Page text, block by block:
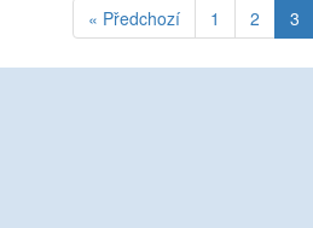
« Předchozí 1 2 3